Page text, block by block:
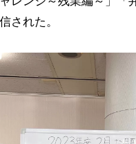
された。